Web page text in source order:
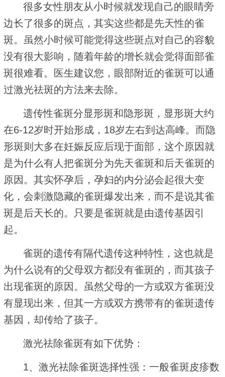
很多女性朋友从小时候就发现自己的眼睛旁
边长了很多的斑点，其实这些都是先天性的雀
斑。虽然小时候可能觉得这些斑点对自己的容貌
没有很大影响，随着年龄的增长就会觉得面部雀
斑很难看。医生建议您，眼部附近的雀斑可以通
过激光祛斑的方法来去除。
遗传性雀斑分显形斑和隐形斑，显形斑大约
在6-12岁时开始形成，18岁左右到达高峰。而隐
形斑则大多在妊娠反应后现于面部，这个原因就
是为什么有人把雀斑分为先天雀斑和后天雀斑的
原因。其实怀孕后，孕妇的内分泌会起很大变
化，会刺激隐藏的雀斑爆发出来，而不是说其雀
斑是后天长的。只要是雀斑就是由遗传基因引
起。
雀斑的遗传有隔代遗传这种特性，这也就是
为什么说有的父母双方都没有雀斑的，而其孩子
出现雀斑的原因。虽然父母的一方或双方雀斑没
有显现出来，但其一方或双方携带有的雀斑遗传
基因，却传给了孩子。
激光祛除雀斑有如下优势：
1、激光祛除雀斑选择性强：一般雀斑皮疹数